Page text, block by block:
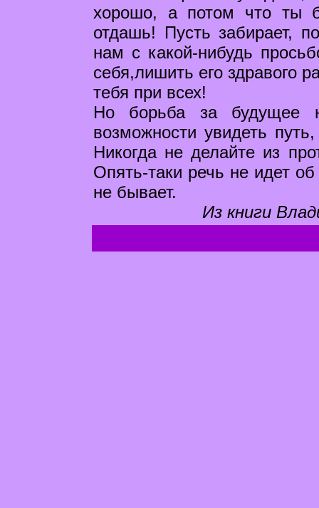
хорошо, а потом что ты
отдашь! Пусть забирает,
нам с какой-нибудь
себя,лишить его здравого
тебя при всех!
Но борьба за будущее
возможности увидеть
Никогда не делайте из
Опять-таки речь не идет
не бывает.
Из книги